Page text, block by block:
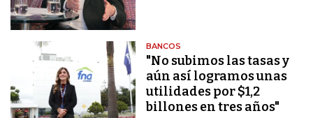
BANCOS
"No subimos las tasas y
aún así logramos unas
utilidades por $1,2
billones en tres años"